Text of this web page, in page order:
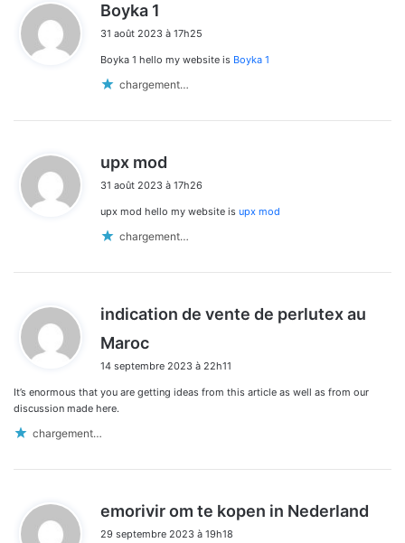
Boyka 1
t
31 août 2023 à 17h25
Boyka 1 hello my website is Boyka 1
chargement…
upx mod
t
31 août 2023 à 17h26
upx mod hello my website is upx mod
chargement…
indication de vente de perlutex au
Maroc
t
14 septembre 2023 à 22h11
It’s enormous that you are getting ideas from this article as well as from our
discussion made here.
chargement…
emorivir om te kopen in Nederland
29 septembre 2023 à 19h18